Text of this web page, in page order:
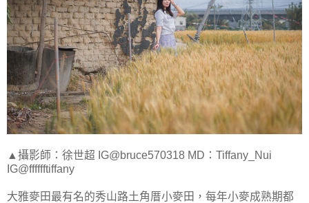
▲攝影師：徐世超 IG@bruce570318 MD：Tiffany_Nui
IG@fffffftiffany
大雅麥田最有名的秀山路土角厝小麥田，每年小麥成熟期都